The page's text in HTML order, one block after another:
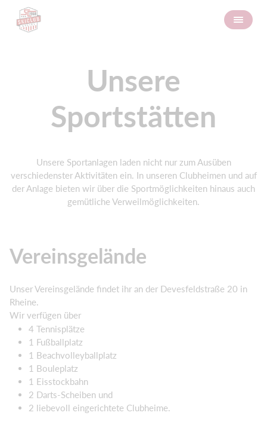
Unsere
Sportstätten
Unsere Sportanlagen laden nicht nur zum Ausüben
verschiedenster Aktivitäten ein. In unseren Clubheimen und auf
der Anlage bieten wir über die Sportmöglichkeiten hinaus auch
gemütliche Verweilmöglichkeiten.
Vereinsgelände
Unser Vereinsgelände findet ihr an der Devesfeldstraße 20 in
Rheine.
Wir verfügen über
4 Tennisplätze
1 Fußballplatz
1 Beachvolleyballplatz
1 Bouleplatz
1 Eisstockbahn
2 Darts-Scheiben und
2 liebevoll eingerichtete Clubheime.